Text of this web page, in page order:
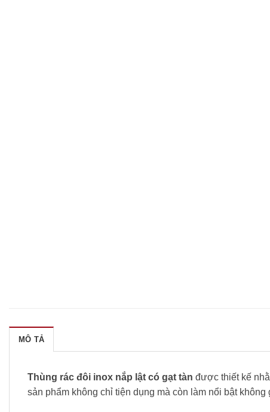
MÔ TẢ
Thùng rác đôi inox nắp lật có gạt tàn được thiết kế
sản phẩm không chỉ tiện dụng mà còn làm nổi bật